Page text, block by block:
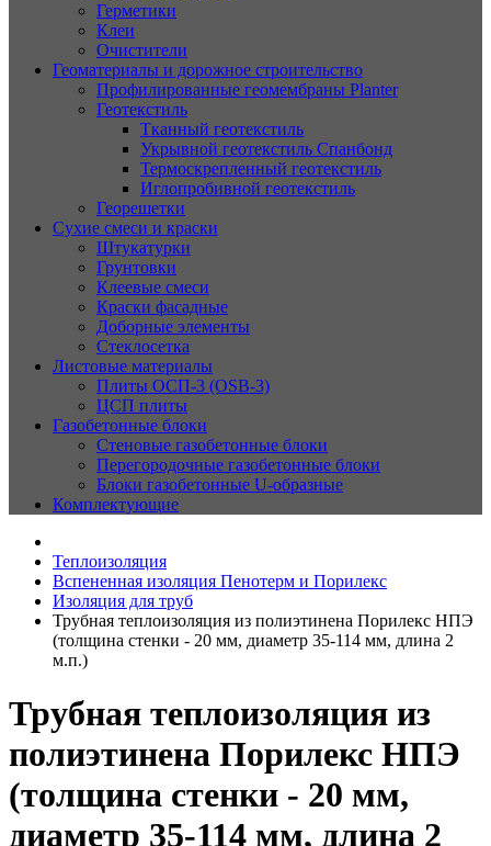
Герметики
Клеи
Очистители
Геоматериалы и дорожное строительство
Профилированные геомембраны Planter
Геотекстиль
Тканный геотекстиль
Укрывной геотекстиль Спанбонд
Термоскрепленный геотекстиль
Иглопробивной геотекстиль
Георешетки
Сухие смеси и краски
Штукатурки
Грунтовки
Клеевые смеси
Краски фасадные
Доборные элементы
Стеклосетка
Листовые материалы
Плиты ОСП-3 (OSB-3)
ЦСП плиты
Газобетонные блоки
Стеновые газобетонные блоки
Перегородочные газобетонные блоки
Блоки газобетонные U-образные
Комплектующие
Теплоизоляция
Вспененная изоляция Пенотерм и Порилекс
Изоляция для труб
Трубная теплоизоляция из полиэтинена Порилекс НПЭ
(толщина стенки - 20 мм, диаметр 35-114 мм, длина 2
м.п.)
Трубная теплоизоляция из
полиэтинена Порилекс НПЭ
(толщина стенки - 20 мм,
диаметр 35-114 мм, длина 2